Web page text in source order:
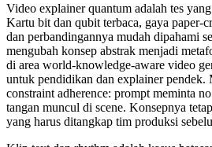
Video explainer quantum adalah tes
Kartu bit dan qubit terbaca, gaya paper-
dan perbandingannya mudah dipahami
mengubah konsep abstrak menjadi
di area world-knowledge-aware video
untuk pendidikan dan explainer pendek.
constraint adherence: prompt meminta
tangan muncul di scene. Konsepnya
yang harus ditangkap tim produksi